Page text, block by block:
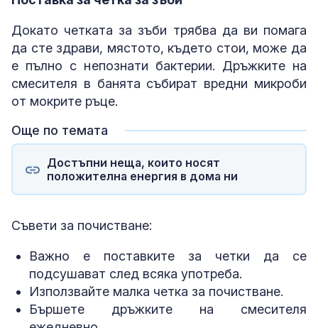
Докато четката за зъби трябва да ви помага
да сте здрави, мястото, където стои, може да
е пълно с непознати бактерии. Дръжките на
смесителя в банята събират вредни микроби
от мокрите ръце.
Още по темата
Достъпни неща, които носят
положителна енергия в дома ни
Съвети за почистване:
Важно е поставките за четки да се
подсушават след всяка употреба.
Използвайте малка четка за почистване.
Бършете дръжките на смесителя